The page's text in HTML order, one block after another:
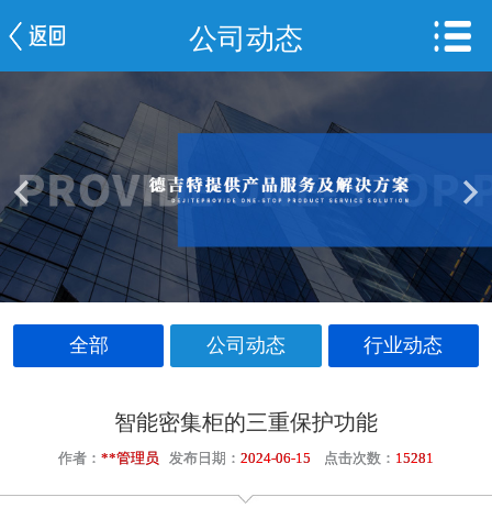
公司动态
全部 公司动态 行业动态
智能密集柜的三重保护功能
作者： **管理员 发布日期： 2024-06-15 点击次数： 15281
网站首页
服务案例
车间一览